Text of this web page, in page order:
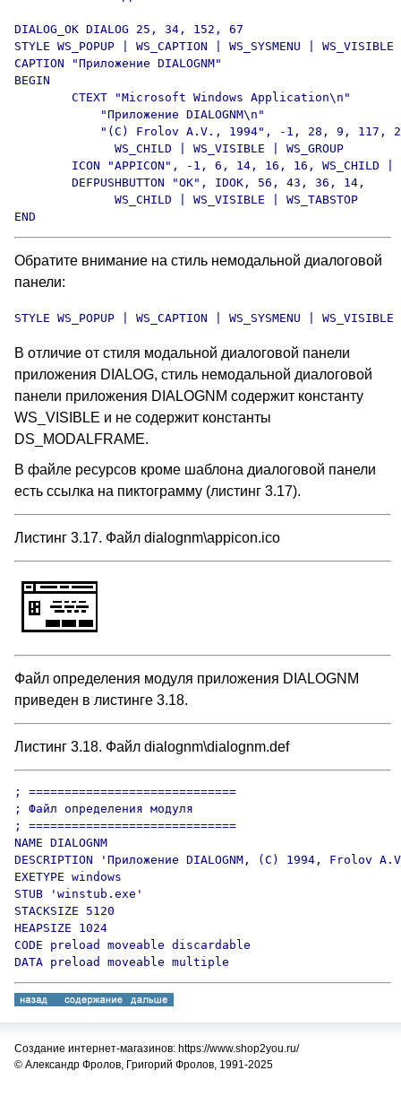
DIALOG_OK DIALOG 25, 34, 152, 67
STYLE WS_POPUP | WS_CAPTION | WS_SYSMENU | WS_VISIBLE
CAPTION "Приложение DIALOGNM"
BEGIN
        CTEXT "Microsoft Windows Application\n"
            "Приложение DIALOGNM\n"
"(C) Frolov A.V., 1994", -1, 28, 9, 117,
              WS_CHILD | WS_VISIBLE | WS_GROUP
ICON "APPICON", -1, 6, 14, 16, 16, WS_CHILD |
        DEFPUSHBUTTON "OK", IDOK, 56, 43, 36, 14,
              WS_CHILD | WS_VISIBLE | WS_TABSTOP
END
Обратите внимание на стиль немодальной диалоговой
панели:
STYLE WS_POPUP | WS_CAPTION | WS_SYSMENU | WS_VISIBLE
В отличие от стиля модальной диалоговой панели
приложения DIALOG, стиль немодальной диалоговой
панели приложения DIALOGNM содержит константу
WS_VISIBLE и не содержит константы
DS_MODALFRAME.
В файле ресурсов кроме шаблона диалоговой панели
есть ссылка на пиктограмму (листинг 3.17).
Листинг 3.17. Файл dialognm\appicon.ico
Файл определения модуля приложения DIALOGNM
приведен в листинге 3.18.
Листинг 3.18. Файл dialognm\dialognm.def
; =============================
; Файл определения модуля
; =============================
NAME DIALOGNM
DESCRIPTION 'Приложение DIALOGNM, (C) 1994, Frolov
EXETYPE windows
STUB 'winstub.exe'
STACKSIZE 5120
HEAPSIZE 1024
CODE preload moveable discardable
DATA preload moveable multiple
Создание интернет-магазинов: https://www.shop2you.ru/
© Александр Фролов, Григорий Фролов, 1991-2025